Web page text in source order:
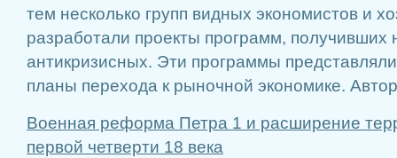
тем несколько групп видных эконо­мистов и
разработали проекты программ, получив­ших
антикризисных. Эти программы
планы перехода к рыночной экономике.
Военная реформа Петра 1 и расширение
первой четверти 18 века